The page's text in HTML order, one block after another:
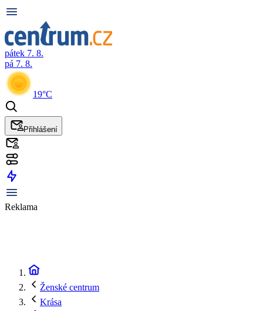
pátek 7. 8.
pá 7. 8.
19°C
Přihlášení
Reklama
Ženské centrum
Krása